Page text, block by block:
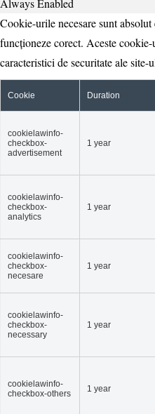
Cookie-urile necesare sunt
funcționeze corect. Aceste
caracteristici de securitate ale
Cookie Duration
cookielawinfo-
checkbox-
advertisement
1 year
cookielawinfo-
checkbox-
analytics
1 year
cookielawinfo-
checkbox-
necesare
1 year
cookielawinfo-
checkbox-
necessary
1 year
cookielawinfo-
checkbox-others
1 year